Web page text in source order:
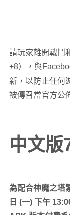
請玩家離開戰鬥
+8），與
新，以防止任何
被傳召當官方公
中文版
為配合神魔之塔
日 (一) 下午